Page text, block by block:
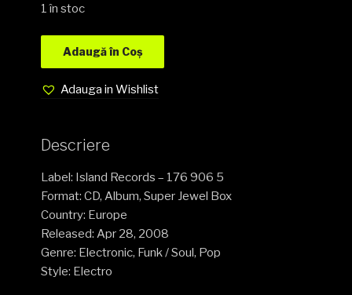
1 în stoc
Adaugă în Coș
Adauga in Wishlist
Descriere
Label: Island Records – 176 906 5
Format: CD, Album, Super Jewel Box
Country: Europe
Released: Apr 28, 2008
Genre: Electronic, Funk / Soul, Pop
Style: Electro